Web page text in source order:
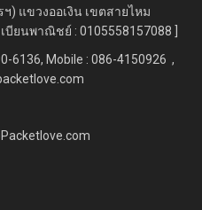
) แขวงออเงิน เขตสายไหม
บียนพาณิชย์ : 0105558157088 ]
6136, Mobile : 086-4150926 ,